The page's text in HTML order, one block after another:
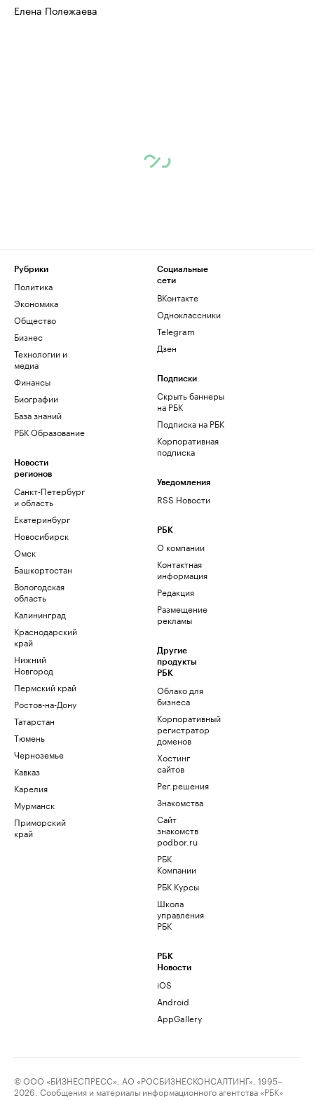
Елена Полежаева
Рубрики
Политика
Экономика
Общество
Бизнес
Технологии и
медиа
Финансы
Биографии
База знаний
РБК Образование
Новости
регионов
Санкт-Петербург
и область
Екатеринбург
Новосибирск
Омск
Башкортостан
Вологодская
область
Калининград
Краснодарский
край
Нижний
Новгород
Пермский край
Ростов-на-Дону
Татарстан
Тюмень
Черноземье
Кавказ
Карелия
Мурманск
Приморский
край
Социальные
сети
ВКонтакте
Одноклассники
Telegram
Дзен
Подписки
Скрыть баннеры
на РБК
Подписка на РБК
Корпоративная
подписка
Уведомления
RSS Новости
РБК
О компании
Контактная
информация
Редакция
Размещение
рекламы
Другие
продукты
РБК
Облако для
бизнеса
Корпоративный
регистратор
доменов
Хостинг
сайтов
Рег.решения
Знакомства
Сайт
знакомств
podbor.ru
РБК
Компании
РБК Курсы
Школа
управления
РБК
РБК
Новости
iOS
Android
AppGallery
© ООО «БИЗНЕСПРЕСС», АО «РОСБИЗНЕСКОНСАЛТИНГ», 1995–
2026. Сообщения и материалы информационного агентства «РБК»